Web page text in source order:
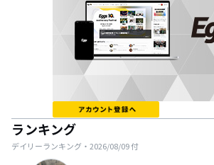
ランキング
デイリーランキング・ 2026/08/09付